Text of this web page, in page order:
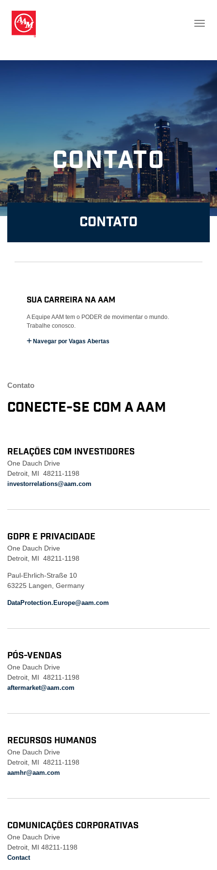
Contato
Contato
Sua carreira na AAM
A Equipe AAM tem o PODER de movimentar o mundo.
Trabalhe conosco.
Navegar por Vagas Abertas
Contato
Conecte-se com a AAM
RELAÇÕES COM INVESTIDORES
One Dauch Drive
Detroit, MI 48211-1198
investorrelations@aam.com
GDPR E PRIVACIDADE
One Dauch Drive
Detroit, MI 48211-1198
Paul-Ehrlich-Straße 10
63225 Langen, Germany
DataProtection.Europe@aam.com
PÓS-VENDAS
One Dauch Drive
Detroit, MI 48211-1198
aftermarket@aam.com
RECURSOS HUMANOS
One Dauch Drive
Detroit, MI 48211-1198
aamhr@aam.com
COMUNICAÇÕES CORPORATIVAS
One Dauch Drive
Detroit, MI 48211-1198
Contact